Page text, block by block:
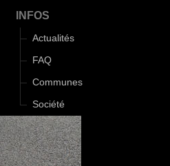
INFOS
Actualités
FAQ
Communes
Société